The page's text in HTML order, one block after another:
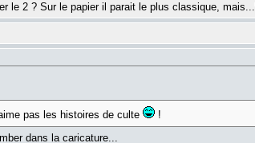
le 2 ? Sur le papier il parait le plus classique, mais...
pas les histoires de culte
!
dans la caricature...